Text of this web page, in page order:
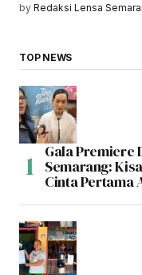
by Redaksi Lensa
TOP NEWS
Gala Premiere
Semarang:
Cinta